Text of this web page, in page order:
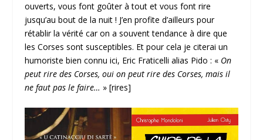
ouverts, vous font goûter à tout et vous font rire
jusqu’au bout de la nuit ! J’en profite d’ailleurs pour
rétablir la vérité car on a souvent tendance à dire que
les Corses sont susceptibles. Et pour cela je citerai un
humoriste bien connu ici, Eric Fraticelli alias Pido : « On
peut rire des Corses, oui on peut rire des Corses, mais il
ne faut pas le faire… » [rires]